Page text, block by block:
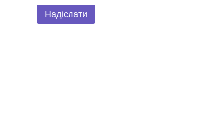
Надіслати